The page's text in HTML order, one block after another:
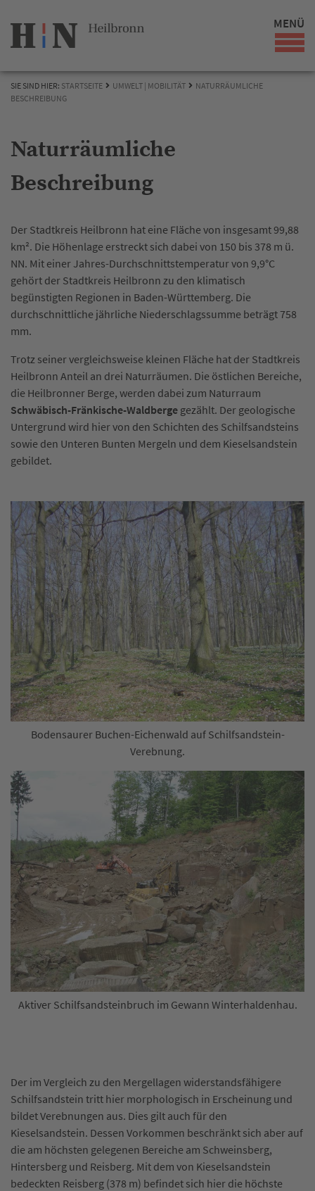
MENÜ
SIE SIND HIER: STARTSEITE UMWELT | MOBILITÄT
NATURRÄUMLICHE
BESCHREIBUNG
Naturräumliche
Beschreibung
Der Stadtkreis Heilbronn hat eine Fläche von insgesamt 99,88
km². Die Höhenlage erstreckt sich dabei von 150 bis 378 m ü.
NN. Mit einer Jahres-Durchschnittstemperatur von 9,9°C
gehört der Stadtkreis Heilbronn zu den klimatisch
begünstigten Regionen in Baden-Württemberg. Die
durchschnittliche jährliche Niederschlagssumme beträgt 758
mm.
Trotz seiner vergleichsweise kleinen Fläche hat der Stadtkreis
Heilbronn Anteil an drei Naturräumen. Die östlichen Bereiche,
die Heilbronner Berge, werden dabei zum Naturraum
Schwäbisch-Fränkische-Waldberge gezählt. Der geologische
Untergrund wird hier von den Schichten des Schilfsandsteins
sowie den Unteren Bunten Mergeln und dem Kieselsandstein
gebildet.
Bodensaurer Buchen-Eichenwald auf Schilfsandstein-
Verebnung.
Aktiver Schilfsandsteinbruch im Gewann Winterhaldenhau.
Der im Vergleich zu den Mergellagen widerstandsfähigere
Schilfsandstein tritt hier morphologisch in Erscheinung und
bildet Verebnungen aus. Dies gilt auch für den
Kieselsandstein. Dessen Vorkommen beschränkt sich aber auf
die am höchsten gelegenen Bereiche am Schweinsberg,
Hintersberg und Reisberg. Mit dem von Kieselsandstein
bedeckten Reisberg (378 m) befindet sich hier die höchste